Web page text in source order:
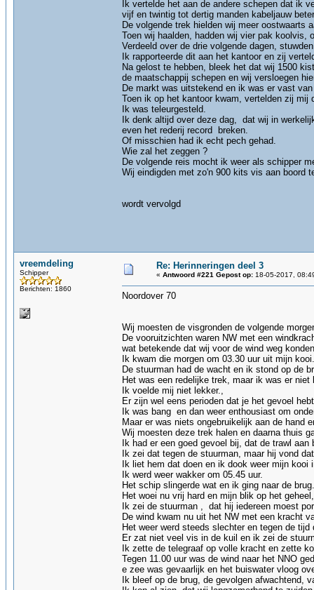
Ik vertelde het aan de andere schepen dat ik
vijf en twintig tot dertig manden kabeljauw
De volgende trek hielden wij meer oostwaarts
Toen wij haalden, hadden wij vier pak koolvis,
Verdeeld over de drie volgende dagen,
Ik rapporteerde dit aan het kantoor en zij
Na gelost te hebben, bleek het dat wij 1500
de maatschappij schepen en wij versloegen
De markt was uitstekend en ik was er vast
Toen ik op het kantoor kwam, vertelden zij mij
Ik was teleurgesteld.
Ik denk altijd over deze dag, dat wij in
even het rederij record breken.
Of misschien had ik echt pech gehad.
Wie zal het zeggen ?
De volgende reis mocht ik weer als schipper
Wij eindigden met zo'n 900 kits vis aan boord
wordt vervolgd
vreemdeling
Schipper
Berichten: 1860
Re: Herinneringen deel 3
« Antwoord #221 Gepost op: 18-05-2017,
Noordover 70
Wij moesten de visgronden de volgende
De vooruitzichten waren NW met een
wat betekende dat wij voor de wind weg
Ik kwam die morgen om 03.30 uur uit mijn kooi.
De stuurman had de wacht en ik stond op de
Het was een redelijke trek, maar ik was er niet
Ik voelde mij niet lekker.,
Er zijn wel eens perioden dat je het gevoel
Ik was bang en dan weer enthousiast om
Maar er was niets ongebruikelijk aan de hand
Wij moesten deze trek halen en daarna thuis
Ik had er een goed gevoel bij, dat de trawl
Ik zei dat tegen de stuurman, maar hij vond
Ik liet hem dat doen en ik dook weer mijn kooi
Ik werd weer wakker om 05.45 uur.
Het schip slingerde wat en ik ging naar de brug.
Het woei nu vrij hard en mijn blik op het
Ik zei de stuurman , dat hij iedereen moest
De wind kwam nu uit het NW met een kracht
Het weer werd steeds slechter en tegen de
Er zat niet veel vis in de kuil en ik zei de
Ik zette de telegraaf op volle kracht en zette
Tegen 11.00 uur was de wind naar het NNO
e zee was gevaarlijk en het buiswater vloog
Ik bleef op de brug, de gevolgen afwachtend,